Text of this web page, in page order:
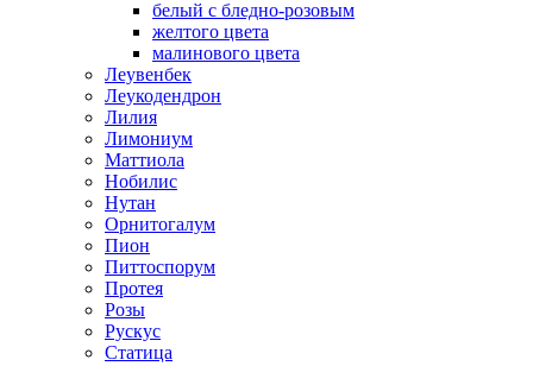
белый с бледно-розовым
желтого цвета
малинового цвета
Леувенбек
Леукодендрон
Лилия
Лимониум
Маттиола
Нобилис
Нутан
Орнитогалум
Пион
Питтоспорум
Протея
Розы
Рускус
Статица